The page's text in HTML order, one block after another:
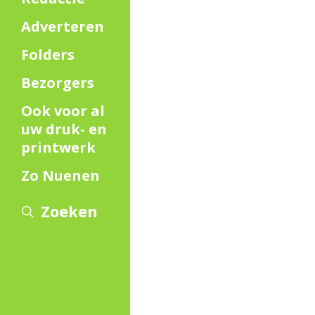
Adverteren
Folders
Bezorgers
Ook voor al
uw druk- en
printwerk
Zo Nuenen
Zoeken